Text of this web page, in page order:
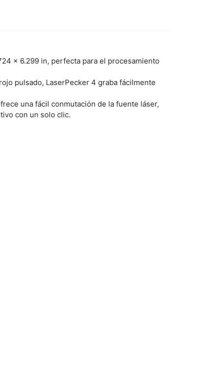
x 6.299 in, perfecta para el procesamiento
pulsado, LaserPecker 4 graba fácilmente
una fácil conmutación de la fuente láser,
con un solo clic.